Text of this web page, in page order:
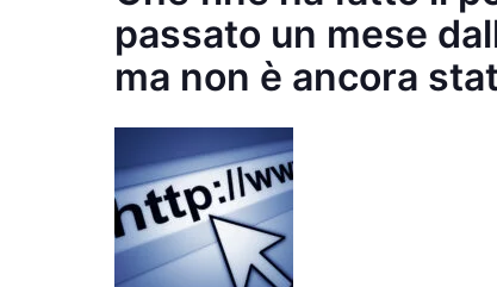
passato un mese
ma non è ancora